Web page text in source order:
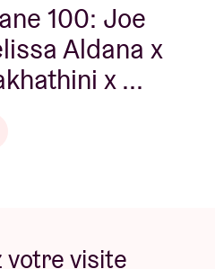
100: Joe
Aldana x
x ...
votre visite